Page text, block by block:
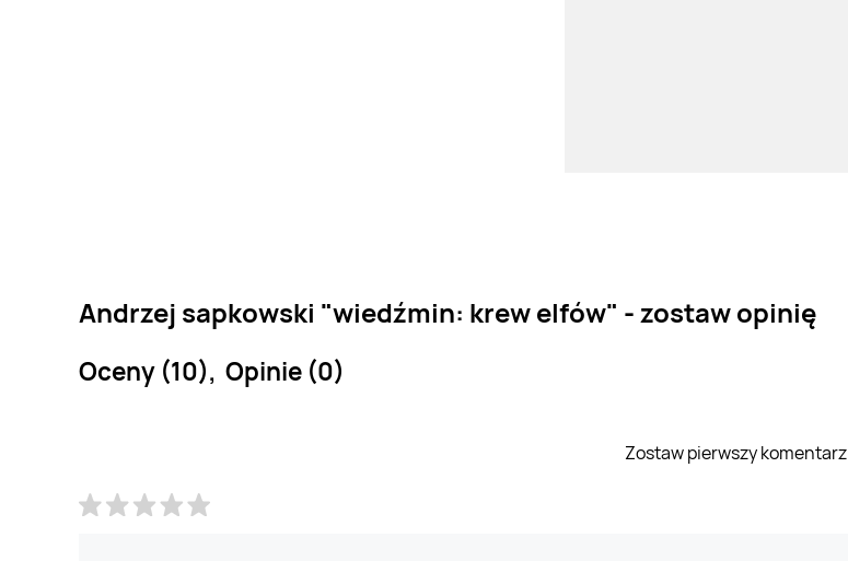
Andrzej sapkowski "wiedźmin: krew elfów" - zostaw opinię
Oceny (10), Opinie (0)
Zostaw pierwszy komentarz